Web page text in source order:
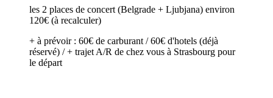
les 2 places de concert (Belgrade + Ljubjana) environ
120€ (à recalculer)
+ à prévoir : 60€ de carburant / 60€ d'hotels (déjà
réservé) / + trajet A/R de chez vous à Strasbourg pour
le départ